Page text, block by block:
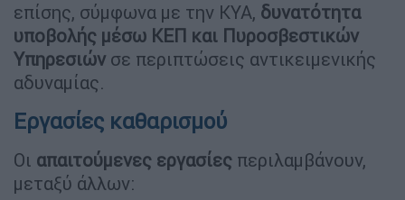
επίσης, σύμφωνα με την ΚΥΑ, δυνατότητα
υποβολής μέσω ΚΕΠ και Πυροσβεστικών
Υπηρεσιών σε περιπτώσεις αντικειμενικής
αδυναμίας.
Εργασίες καθαρισμού
Οι απαιτούμενες εργασίες περιλαμβάνουν,
μεταξύ άλλων: